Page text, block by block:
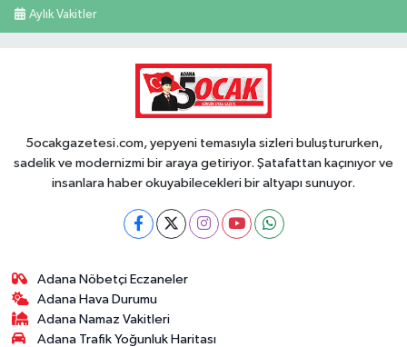
Aylık Vakitler
5ocakgazetesi.com, yepyeni temasıyla sizleri buluştururken,
sadelik ve modernizmi bir araya getiriyor. Şatafattan kaçınıyor ve
insanlara haber okuyabilecekleri bir altyapı sunuyor.
Adana Nöbetçi Eczaneler
Adana Hava Durumu
Adana Namaz Vakitleri
Adana Trafik Yoğunluk Haritası